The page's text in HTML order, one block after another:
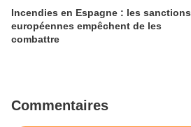
Incendies en Espagne : les sanctions
européennes empêchent de les
combattre
Commentaires